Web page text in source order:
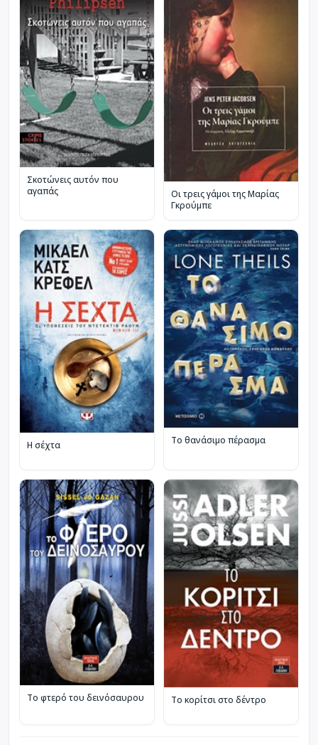
Σκοτώνεις αυτόν που
αγαπάς
Οι τρεις γάμοι της Μαρίας
Γκρούμπε
Η σέχτα Το θανάσιμο πέρασμα
Το φτερό του δεινόσαυρου Το κορίτσι στο δέντρο